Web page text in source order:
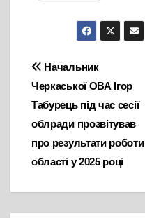
Навігація
записів
Начальник
Черкаської ОВА Ігор
Табурець під час сесії
облради прозвітував
про результати роботи
області у 2025 році